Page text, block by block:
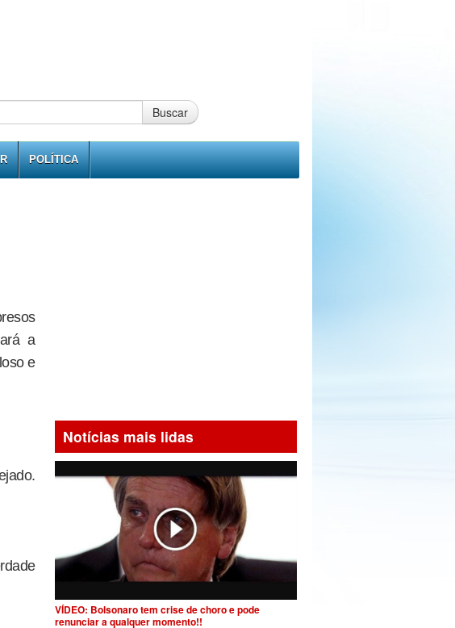
Buscar
POLÍTICA
a
e
Notícias mais lidas
VÍDEO: Bolsonaro tem crise de choro e pode
renunciar a qualquer momento!!